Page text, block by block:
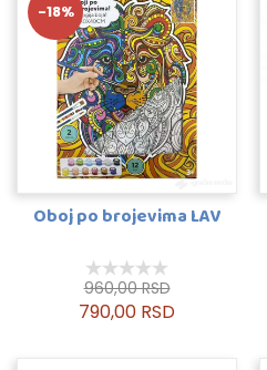
-18%
Oboj po brojevima LAV
960,00 RSD
790,00 RSD